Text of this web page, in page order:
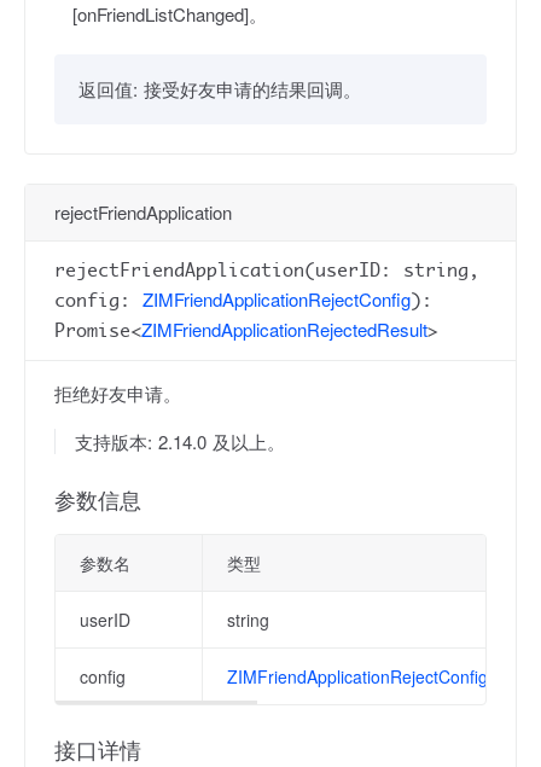
[onFriendListChanged]。
返回值: 接受好友申请的结果回调。
rejectFriendApplication
rejectFriendApplication(userID: string,
config: ZIMFriendApplicationRejectConfig):
Promise<ZIMFriendApplicationRejectedResult>
拒绝好友申请。
支持版本: 2.14.0 及以上。
参数信息
参数名 类型
userID string
config ZIMFriendApplicationRejectConfig
接口详情